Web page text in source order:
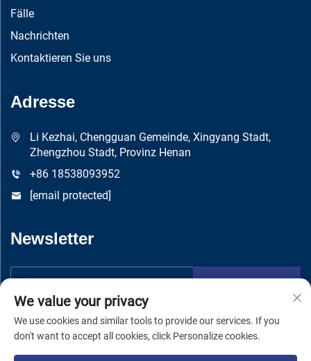
Fälle
Nachrichten
Kontaktieren Sie uns
Adresse
Li Kezhai, Chengguan Gemeinde, Xingyang Stadt,
Zhengzhou Stadt, Provinz Henan
+86 18538093952
[email protected]
Newsletter
We value your privacy
We use cookies and similar tools to provide our services. If you
don't want to accept all cookies, click Personalize cookies.